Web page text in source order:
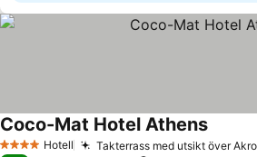
4 StjärnorHotell Takterrass med utsikt över
Coco-Mat Hotel Athens